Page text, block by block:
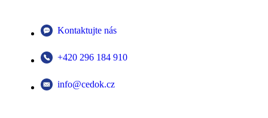
Kontaktujte nás
+420 296 184 910
info@cedok.cz